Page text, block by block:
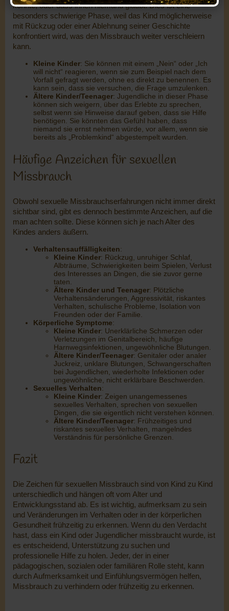
könnte, oder dass ihnen niemand glaubt. Dies ist eine
besonders schwierige Phase, weil das Kind möglicherweise
mit Rückzug oder einer Ablehnung seiner Geschichte
konfrontiert wird, was den Missbrauch weiter verschleiern
kann.
Kleine Kinder: Sie können mit einem „Nein“ oder „Ich
will nicht“ reagieren, wenn sie zum Beispiel nach dem
Vorfall gefragt werden, ohne es direkt zu benennen. Es
kann sein, dass sie versuchen, die Frage umzulenken.
Ältere Kinder/Teenager: Jugendliche in dieser Phase
können sich weigern, über das Erlebte zu sprechen,
selbst wenn sie Hinweise darauf geben, dass sie Hilfe
benötigen. Sie könnten das Gefühl haben, dass
niemand sie ernst nehmen würde, vor allem, wenn sie
bereits als „Problemkind“ abgestempelt wurden.
Häufige Anzeichen für sexuellen
Missbrauch
Obwohl sexuelle Missbrauchserfahrungen nicht immer direkt
sichtbar sind, gibt es dennoch bestimmte Anzeichen, auf die
man achten sollte. Diese können sich je nach Alter des
Kindes anders äußern.
Verhaltensauffälligkeiten:
Kleine Kinder: Rückzug, unruhiger Schlaf,
Albträume, Schwierigkeiten beim Spielen, Verlust
des Interesses an Dingen, die sie zuvor gerne
taten.
Ältere Kinder und Teenager: Plötzliche
Verhaltensänderungen, Aggressivität, riskantes
Verhalten, schulische Probleme, Isolation von
Freunden oder der Familie.
Körperliche Symptome:
Kleine Kinder: Unerklärliche Schmerzen oder
Verletzungen im Genitalbereich, häufige
Harnwegsinfektionen, ungewöhnliche Blutungen.
Ältere Kinder/Teenager: Genitaler oder analer
Juckreiz, unklare Blutungen, Schwangerschaften
bei Jugendlichen, wiederholte Infektionen oder
ungewöhnliche, nicht erklärbare Beschwerden.
Sexuelles Verhalten:
Kleine Kinder: Zeigen unangemessenes
sexuelles Verhalten, sprechen von sexuellen
Dingen, die sie eigentlich nicht verstehen können.
Ältere Kinder/Teenager: Frühzeitiges und
riskantes sexuelles Verhalten, mangelndes
Verständnis für persönliche Grenzen.
Fazit
Die Zeichen für sexuellen Missbrauch sind von Kind zu Kind
unterschiedlich und hängen oft vom Alter und
Entwicklungsstand ab. Es ist wichtig, aufmerksam zu sein
und Veränderungen im Verhalten oder in der körperlichen
Gesundheit frühzeitig zu erkennen. Wenn du den Verdacht
hast, dass ein Kind oder Jugendlicher missbraucht wurde, ist
es entscheidend, Unterstützung zu suchen und
professionelle Hilfe zu holen. Jeder, der in einer
pädagogischen, sozialen oder familiären Rolle steht, kann
durch Aufmerksamkeit und Einfühlungsvermögen helfen,
Missbrauch zu verhindern oder frühzeitig zu erkennen.